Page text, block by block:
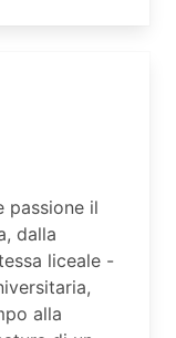
passione il
dalla
liceale -
alla